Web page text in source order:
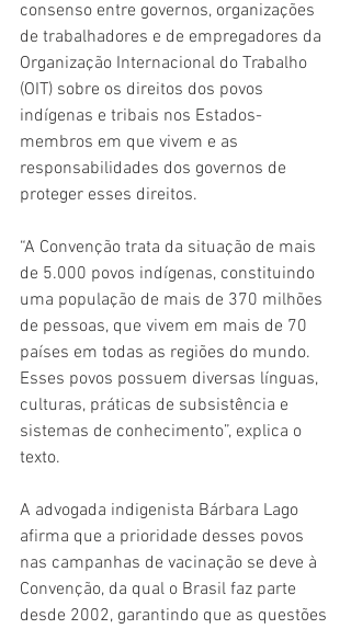
consenso entre governos, organizações
de trabalhadores e de empregadores da
Organização Internacional do Trabalho
(OIT) sobre os direitos dos povos
indígenas e tribais nos Estados-
membros em que vivem e as
responsabilidades dos governos de
proteger esses direitos.
“A Convenção trata da situação de mais
de 5.000 povos indígenas, constituindo
uma população de mais de 370 milhões
de pessoas, que vivem em mais de 70
países em todas as regiões do mundo.
Esses povos possuem diversas línguas,
culturas, práticas de subsistência e
sistemas de conhecimento”, explica o
texto.
A advogada indigenista Bárbara Lago
afirma que a prioridade desses povos
nas campanhas de vacinação se deve à
Convenção, da qual o Brasil faz parte
desde 2002, garantindo que as questões